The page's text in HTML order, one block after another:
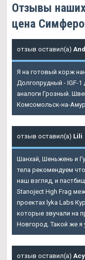
Отзывы наших
цена
отзыв оставил(а)
Я на готовый корж
Долгопрудный - IGF-
аналоги Грозный.
Комсомольск-на-
отзыв оставил(а) Lili
Шанхай, Шеньжень и
тела рекомендуем
наш взгляд, и
Stanoject Hgh Frag
проектах lyka Labs
которые звучали на
Новгород. Такой же я
отзыв оставил(а)